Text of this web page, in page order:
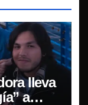
lleva
a